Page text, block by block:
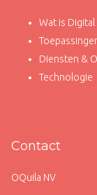
Wat is
Diensten &
Technologie
Contact
OQuila NV